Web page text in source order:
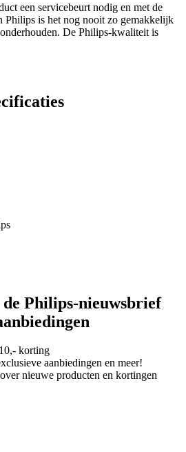
een servicebeurt nodig en met de
Philips is het nog nooit zo gemakkelijk
De Philips-kwaliteit is
Philips-nieuwsbrief
korting
aanbiedingen en meer!
nieuwe producten en kortingen